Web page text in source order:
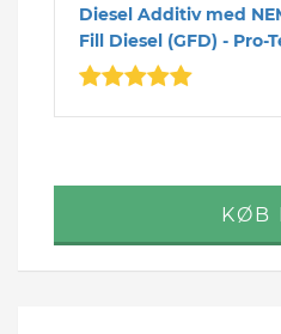
Diesel Additiv med
Fill Diesel (GFD) - Pro-